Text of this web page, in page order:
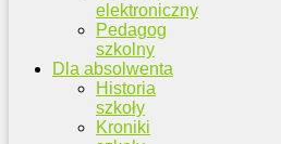
elektroniczny
Pedagog
szkolny
Dla absolwenta
Historia
szkoły
Kroniki